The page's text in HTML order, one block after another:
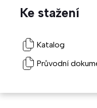
Ke stažení
Katalog
Průvodní